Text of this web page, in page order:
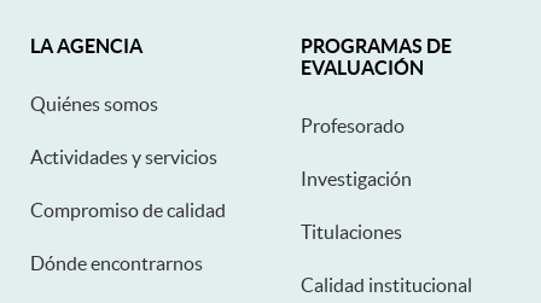
LA AGENCIA
Quiénes somos
Actividades y servicios
Compromiso de calidad
Dónde encontrarnos
PROGRAMAS DE
EVALUACIÓN
Profesorado
Investigación
Titulaciones
Calidad institucional